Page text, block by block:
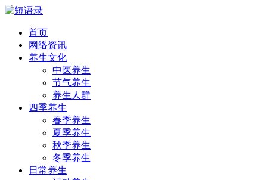
首页
网络资讯
养生文化
中医养生
节气养生
养生人群
四季养生
春季养生
夏季养生
秋季养生
冬季养生
日常养生